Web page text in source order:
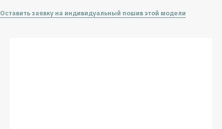
Оставить заявку на индивидуальный пошив этой модели